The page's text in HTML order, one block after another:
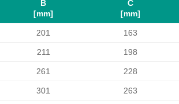
201 163
211 198
261 228
301 263
B
[mm]
C
[mm]